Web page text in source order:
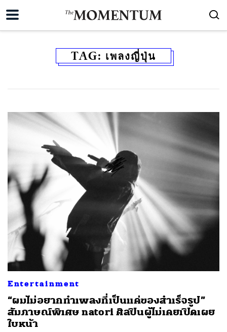
TAG: เพลงญี่ปุ่น
Entertainment
“ผมไม่อยากทำเพลงที่เป็นแค่ของสำเร็จรูป”
สัมภาษณ์พิเศษ natori ศิลปินผู้ไม่เคยเปิดเผย
ใบหน้า